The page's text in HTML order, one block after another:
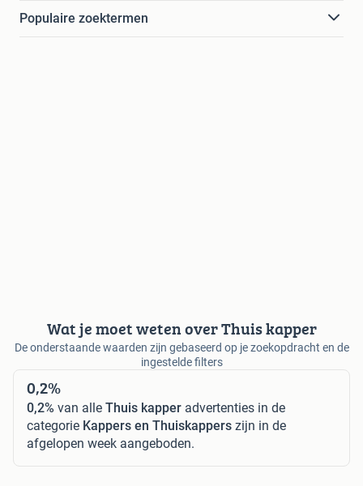
Populaire zoektermen
Wat je moet weten over Thuis kapper
De onderstaande waarden zijn gebaseerd op je zoekopdracht en de
ingestelde filters
0,2%
0,2% van alle Thuis kapper advertenties in de
categorie Kappers en Thuiskappers zijn in de
afgelopen week aangeboden.